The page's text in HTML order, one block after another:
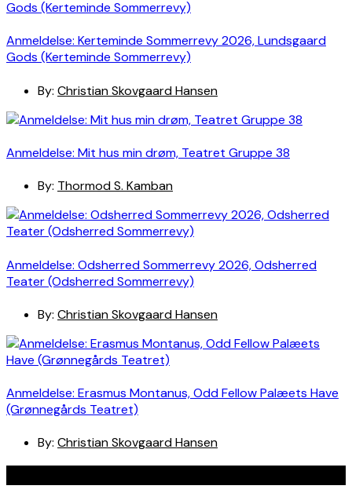
Anmeldelse: Kerteminde Sommerrevy 2026, Lundsgaard
Gods (Kerteminde Sommerrevy)
By: Christian Skovgaard Hansen
Anmeldelse: Mit hus min drøm, Teatret Gruppe 38
By: Thormod S. Kamban
Anmeldelse: Odsherred Sommerrevy 2026, Odsherred
Teater (Odsherred Sommerrevy)
By: Christian Skovgaard Hansen
Anmeldelse: Erasmus Montanus, Odd Fellow Palæets Have
(Grønnegårds Teatret)
By: Christian Skovgaard Hansen